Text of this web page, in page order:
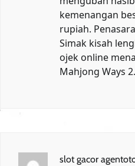
kemenangan
rupiah.
Simak kisah
ojek online
Mahjong Ways 2.
slot gacor